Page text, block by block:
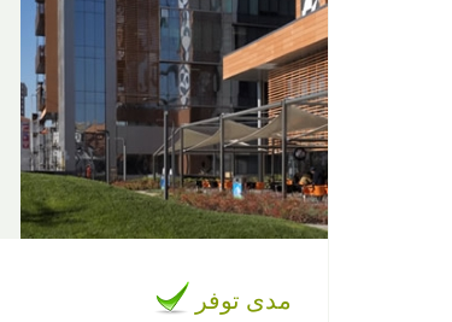
مدى توفر